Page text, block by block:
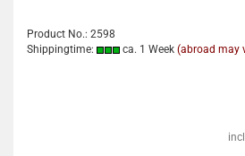
Product No.: 2598
Shippingtime:
ca. 1 Week (abroad may